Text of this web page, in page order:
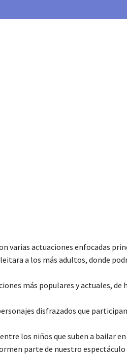
varias actuaciones enfocadas
a los más adultos, donde
más populares y actuales, de
disfrazados que
los niños que suben a bailar
parte de nuestro